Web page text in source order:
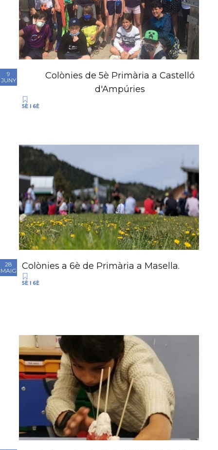
9
JUNY
Colònies de 5è Primària a Castelló
d'Ampúries
5È I 6È
28
MAIG
Colònies a 6è de Primària a Masella.
5È I 6È